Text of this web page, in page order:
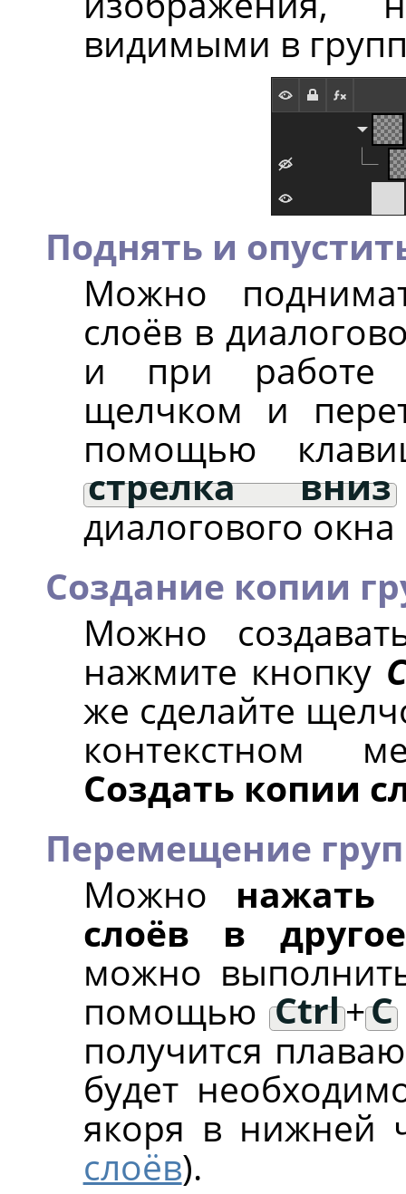
видимыми в
Поднять и
Можно
слоёв в
и при работе
щелчком и
помощью
стрелка вниз
диалогового окна
Создание копии
Можно
нажмите кнопку
же сделайте
контекстном
Создать копии
Перемещение
Можно нажать
слоёв в
можно
помощьюCtrl+C
получится
будет
якоря в нижней
слоёв).